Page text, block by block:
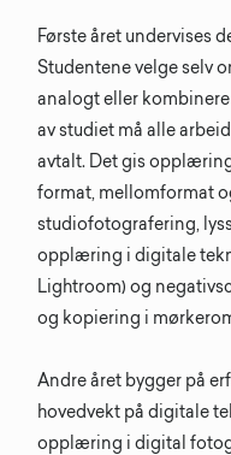
Første året undervises
Studentene velge selv
analogt eller
av studiet må alle
avtalt. Det gis
format, mellomformat
studiofotografering,
opplæring i digitale
Lightroom) og
og kopiering i
Andre året bygger på
hovedvekt på digitale
opplæring i digital